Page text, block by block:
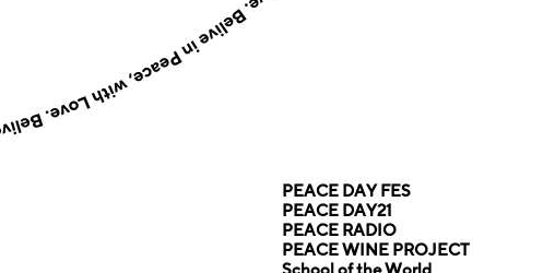
PEACE DAY FES
PEACE DAY21
PEACE RADIO
PEACE WINE PROJECT